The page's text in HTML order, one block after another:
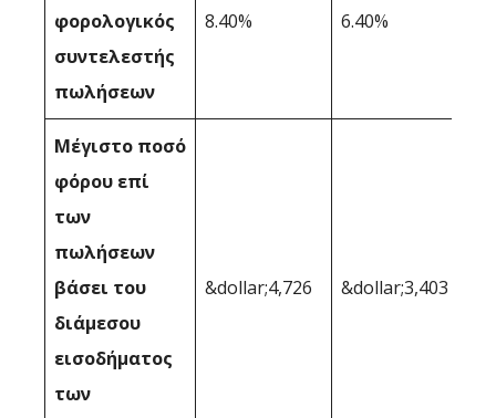
φορολογικός
συντελεστής
πωλήσεων
8.40% 6.40%
Μέγιστο ποσό
φόρου επί
των
πωλήσεων
βάσει του
διάμεσου
εισοδήματος
των
&dollar;4,726 &dollar;3,403